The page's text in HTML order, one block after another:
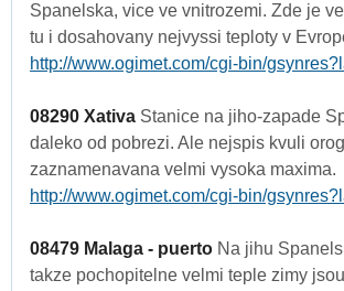
Spanelska, vice ve vnitrozemi. Zde je
tu i dosahovany nejvyssi teploty v
http://www.ogimet.com/cgi-bin/
08290 Xativa Stanice na jiho-zapade
daleko od pobrezi. Ale nejspis kvuli
zaznamenavana velmi vysoka maxima.
http://www.ogimet.com/cgi-bin/
08479 Malaga - puerto Na jihu
takze pochopitelne velmi teple zimy